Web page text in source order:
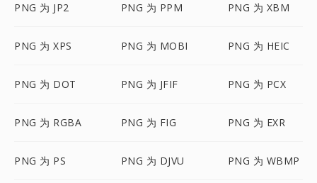
PNG 为 JP2 PNG 为 PPM PNG 为 XBM
PNG 为 XPS PNG 为 MOBI PNG 为 HEIC
PNG 为 DOT PNG 为 JFIF PNG 为 PCX
PNG 为 RGBA PNG 为 FIG PNG 为 EXR
PNG 为 PS PNG 为 DJVU PNG 为 WBMP